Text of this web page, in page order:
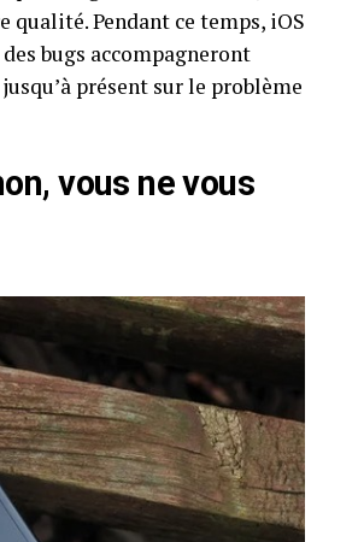
qualité. Pendant ce temps, iOS
bugs accompagneront
présent sur le problème
vous ne vous